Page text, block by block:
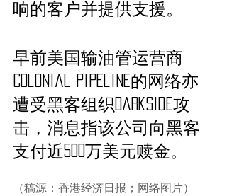
响的客户并提供支援。
早前美国输油管运营商
Colonial Pipeline的网络亦
遭受黑客组织DarkSide攻
击，消息指该公司向黑客
支付近500万美元赎金。
（稿源：香港经济日报；网络图片）